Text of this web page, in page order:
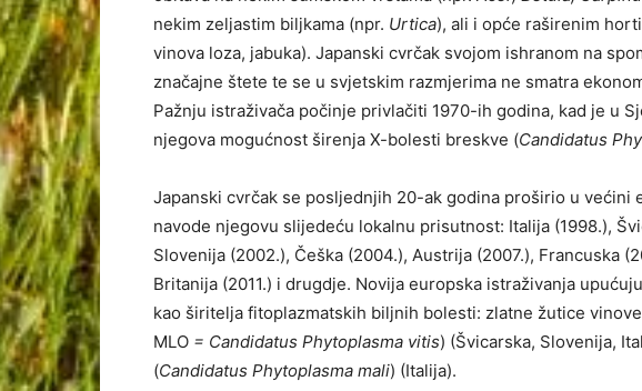
nekim zeljastim biljkama (npr. Urtica), ali i opće raširenim
vinova loza, jabuka). Japanski cvrčak svojom ishranom na
značajne štete te se u svjetskim razmjerima ne smatra
Pažnju istraživača počinje privlačiti 1970-ih godina, kad je u
njegova mogućnost širenja X-bolesti breskve (Candidatus
Japanski cvrčak se posljednjih 20-ak godina proširio u većini
navode njegovu slijedeću lokalnu prisutnost: Italija (1998.),
Slovenija (2002.), Češka (2004.), Austrija (2007.), Francuska
Britanija (2011.) i drugdje. Novija europska istraživanja
kao širitelja fitoplazmatskih biljnih bolesti: zlatne žutice
MLO = Candidatus Phytoplasma vitis) (Švicarska, Slovenija,
(Candidatus Phytoplasma mali) (Italija).